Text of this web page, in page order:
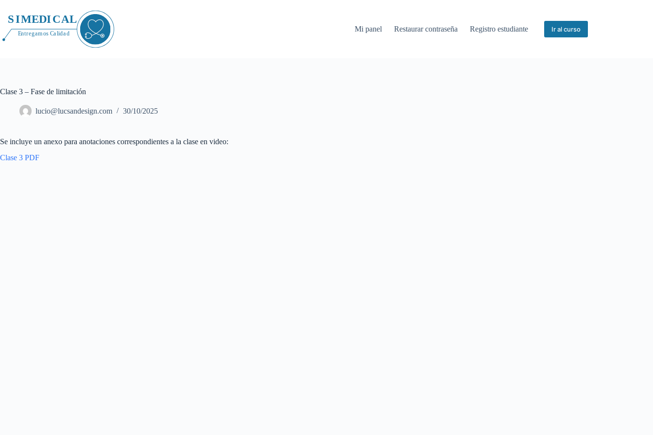
contenido
Mi panel
Restaurar contraseña Registro estudiante Ir al curso
Clase 3 – Fase de limitación
lucio@lucsandesign.com 30/10/2025
Se incluye un anexo para anotaciones correspondientes a la clase en video:
Clase 3 PDF